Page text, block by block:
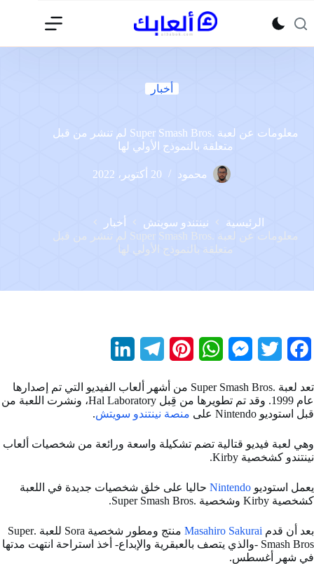
إلى
المحتوى
أخبار
معلومات عن لعبة .Super Smash Bros لم تنشر من قبل
متعلقة بالنموذج الأولي لها
محمود 20 أكتوبر، 2022
الرئيسية نينتندو سويتش
أخبار
معلومات عن لعبة .Super Smash Bros لم تنشر من قبل
متعلقة بالنموذج الأولي لها
c
e
b
o
o
i
t
t
r
M
s
e
g
W
a
t
s
p
n
t
e
e
t
l
e
g
a
n
k
e
I
تعد لعبة .Super Smash Bros من أشهر ألعاب الفيديو التي تم إصدارها
عام 1999. وقد تم تطويرها من قِبل Hal Laboratory، ونشرت اللعبة من
قبل استوديو Nintendo على
منصة نينتندو سويتش.
وهي لعبة فيديو قتالية تضم تشكيلة واسعة ورائعة من شخصيات ألعاب
نينتندو كشخصية Kirby.
يعمل استوديو Nintendo حاليا على خلق شخصيات جديدة في اللعبة
كشخصية Kirby وشخصية .Super Smash Bros.
بعد أن قدم
منتج ومطور شخصية Sora للعبة .Super
Smash Bros -والذي يتصف بالعبقرية والإبداع- أخذ استراحة انتهت مدتها
في شهر أغسطس.